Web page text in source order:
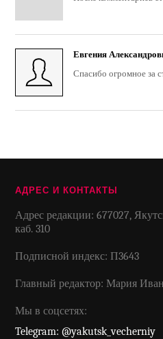
Евгения
Спасибо огромное за
АДРЕС И КОНТАКТЫ
Адрес редакции: 677027,
каб. 310
Подписной индекс: П3643
Главный редактор: Мария
Мы в соцсетях:
Telegram: @yakutsk_vecherniy